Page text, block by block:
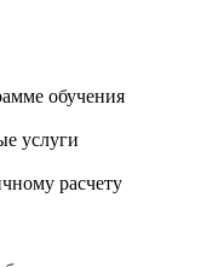
обучения
услуги
расчету